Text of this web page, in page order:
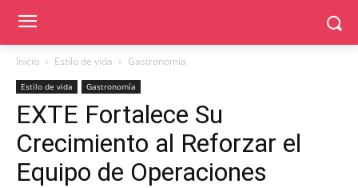
Inicio Estilo de vida Gastronomía
Estilo de vida Gastronomía
EXTE Fortalece Su
Crecimiento al Reforzar el
Equipo de Operaciones